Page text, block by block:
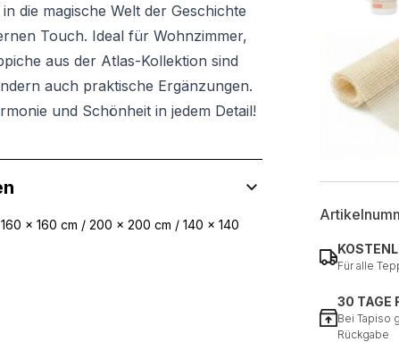
die magische Welt der Geschichte
Touch. Ideal für Wohnzimmer,
aus der Atlas-Kollektion sind
auch praktische Ergänzungen.
und Schönheit in jedem Detail!
Für alle
30 TAGE
Bei Tapiso
Rückgabe
x 160 cm / 200 x 200 cm / 140 x 140